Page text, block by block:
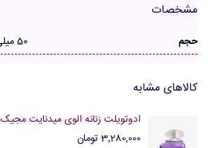
مشخصات
حجم 50 میلی لیتر
کالاهای مشابه
ادوتویلت زنانه الوی میدنایت مجیک
3,280,000 تومان